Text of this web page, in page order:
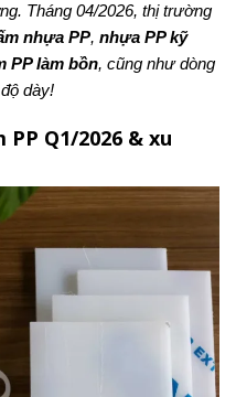
Tháng 04/2026, thị trường
nhựa PP, nhựa PP kỹ
PP làm bồn, cũng như dòng
dày!
Q1/2026 & xu